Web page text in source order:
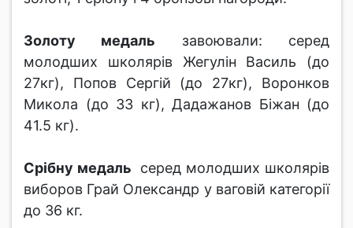
Золоту медаль завоювали: серед
молодших школярів Жегулін Василь (до
27кг), Попов Сергій (до 27кг), Воронков
Микола (до 33 кг), Дадажанов Біжан (до
41.5 кг).
Срібну медаль серед молодших школярів
виборов Грай Олександр у ваговій категорії
до 36 кг.